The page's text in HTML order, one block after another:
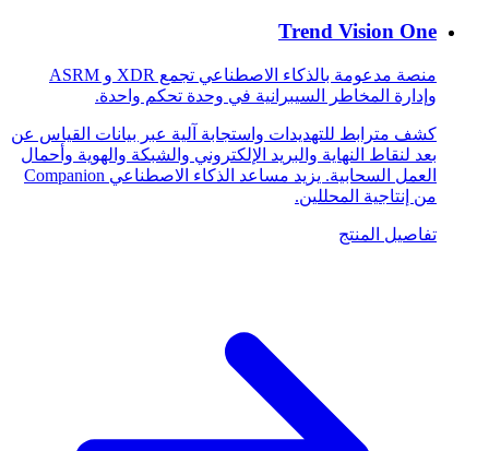
Trend Vision One
منصة مدعومة بالذكاء الاصطناعي تجمع XDR و ASRM
وإدارة المخاطر السيبرانية في وحدة تحكم واحدة.
كشف مترابط للتهديدات واستجابة آلية عبر بيانات القياس عن
بعد لنقاط النهاية والبريد الإلكتروني والشبكة والهوية وأحمال
العمل السحابية. يزيد مساعد الذكاء الاصطناعي Companion
من إنتاجية المحللين.
تفاصيل المنتج